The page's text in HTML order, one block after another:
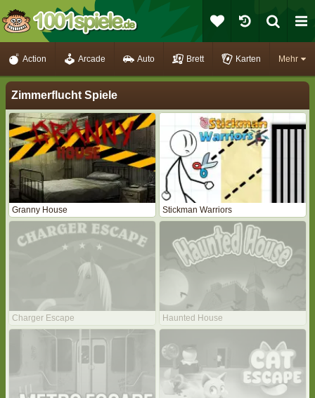
Mehr
Action Arcade Auto Brett Karten
Zimmerflucht Spiele
Granny House Stickman Warriors
Charger Escape Haunted House